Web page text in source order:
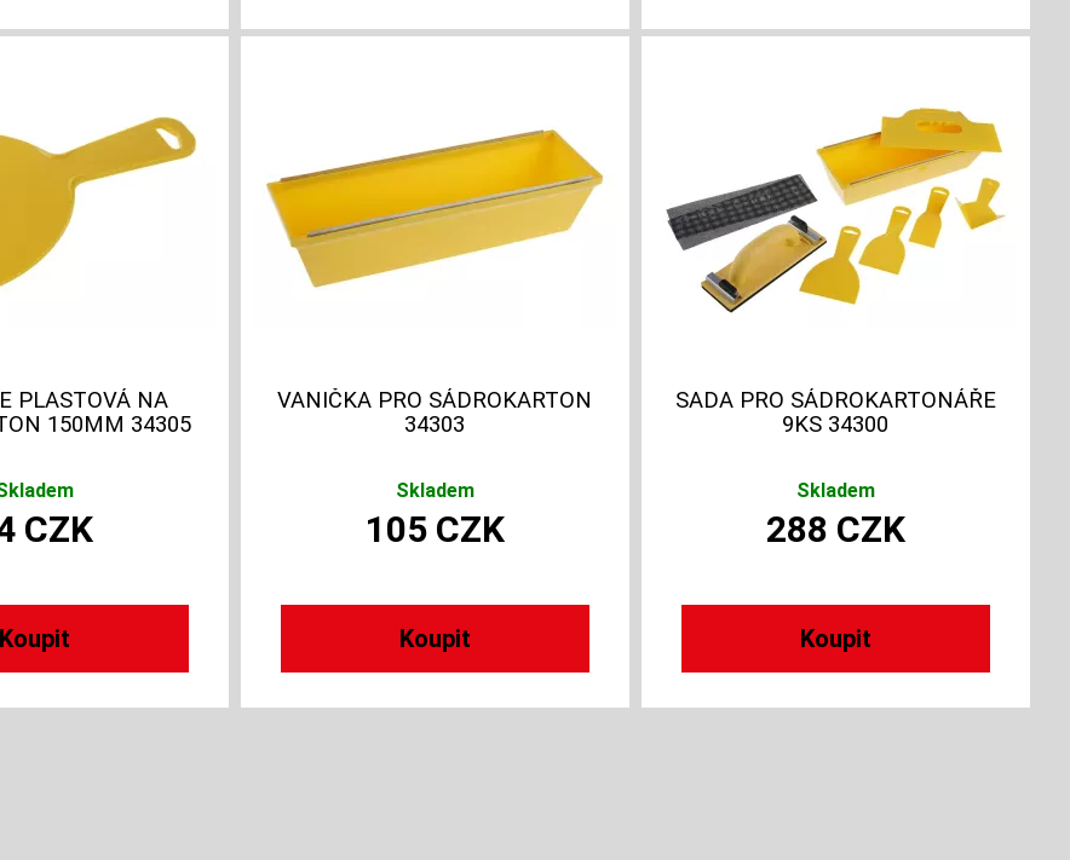
PLASTOVÁ NA
150MM 34305
CZK
VANIČKA PRO SÁDROKARTON
34303
Skladem
105 CZK
SADA PRO SÁDROKARTONÁŘE
9KS 34300
Skladem
288 CZK